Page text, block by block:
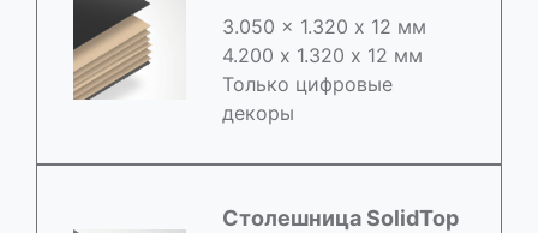
3.050 x 1.320 х 12 мм
4.200 x 1.320 х 12 мм
Только цифровые
декоры
Столешница SolidTop